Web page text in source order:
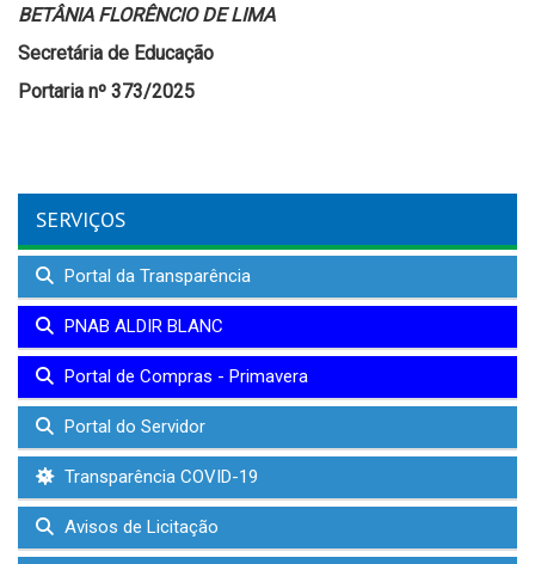
BETÂNIA FLORÊNCIO DE LIMA
Secretária de Educação
Portaria nº 373/2025
SERVIÇOS
Portal da Transparência
PNAB ALDIR BLANC
Portal de Compras - Primavera
Portal do Servidor
Transparência COVID-19
Avisos de Licitação